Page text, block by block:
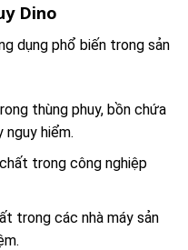
Dino
dụng phổ biến trong sản
thùng phuy, bồn chứa
nguy hiểm.
trong công nghiệp
trong các nhà máy sản